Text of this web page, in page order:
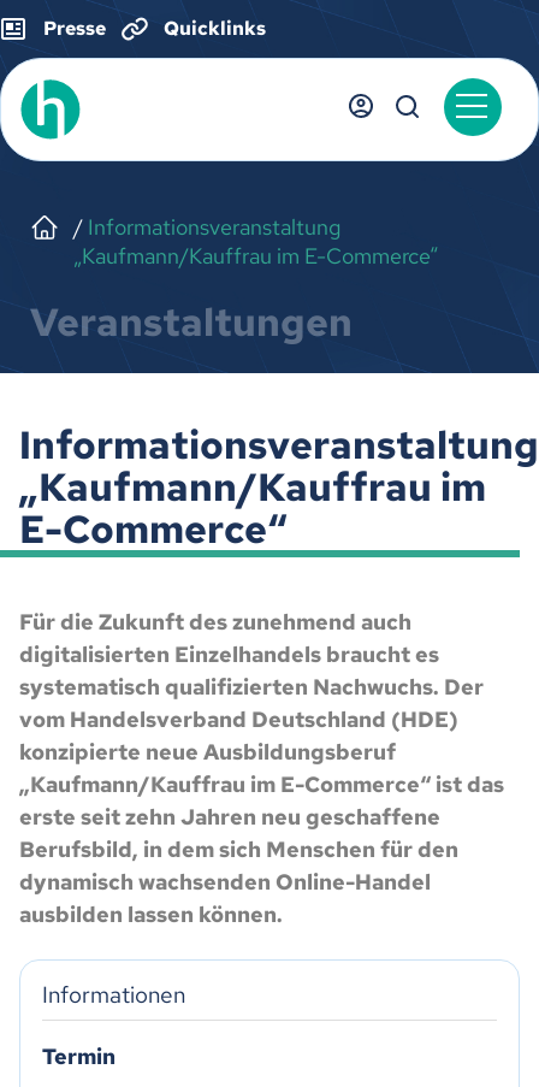
Presse Quicklinks
Informationsveranstaltung
„Kaufmann/Kauffrau im E-Commerce“
Veranstaltungen
Informationsveranstaltung
„Kaufmann/Kauffrau im
E-Commerce“
Für die Zukunft des zunehmend auch
digitalisierten Einzelhandels braucht es
systematisch qualifizierten Nachwuchs. Der
vom Handelsverband Deutschland (HDE)
konzipierte neue Ausbildungsberuf
„Kaufmann/Kauffrau im E-Commerce“ ist das
erste seit zehn Jahren neu geschaffene
Berufsbild, in dem sich Menschen für den
dynamisch wachsenden Online-Handel
ausbilden lassen können.
Informationen
Termin